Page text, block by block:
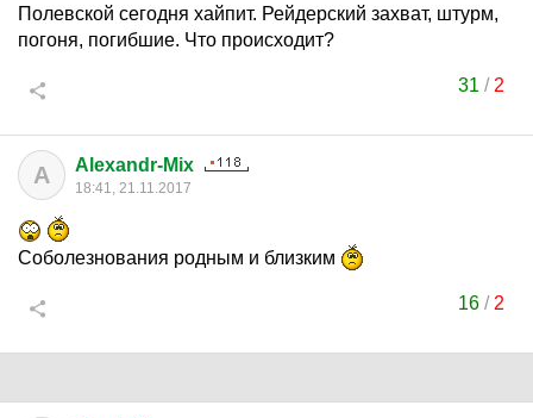
Полевской сегодня хайпит. Рейдерский захват, штурм,
погоня, погибшие. Что происходит?
31 / 2
A Alexandr-Mix
18:41, 21.11.2017
Соболезнования родным и близким
16 / 2